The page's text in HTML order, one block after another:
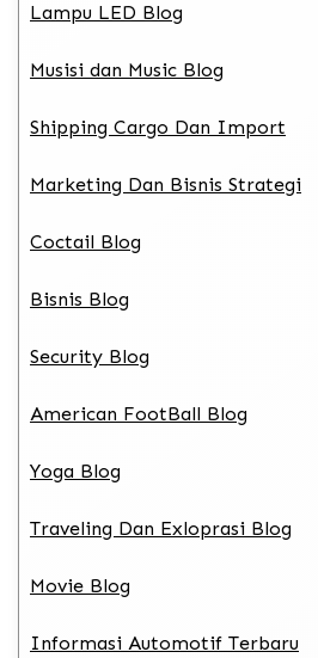
Lampu LED Blog
Musisi dan Music Blog
Shipping Cargo Dan Import
Marketing Dan Bisnis Strategi
Coctail Blog
Bisnis Blog
Security Blog
American FootBall Blog
Yoga Blog
Traveling Dan Exloprasi Blog
Movie Blog
Informasi Automotif Terbaru